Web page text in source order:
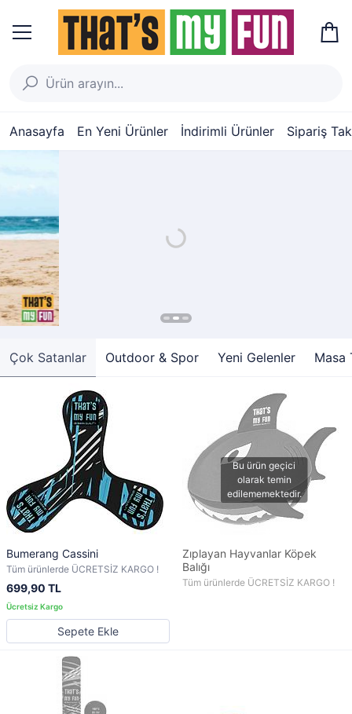
Anasayfa En Yeni Ürünler İndirimli Ürünler Sipariş
Çok Satanlar Outdoor & Spor Yeni Gelenler Masa
Bumerang Cassini
Tüm ürünlerde ÜCRETSİZ KARGO !
699,90 TL
Sepete Ekle
Zıplayan Hayvanlar Köpek
Balığı
Tüm ürünlerde ÜCRETSİZ KARGO !